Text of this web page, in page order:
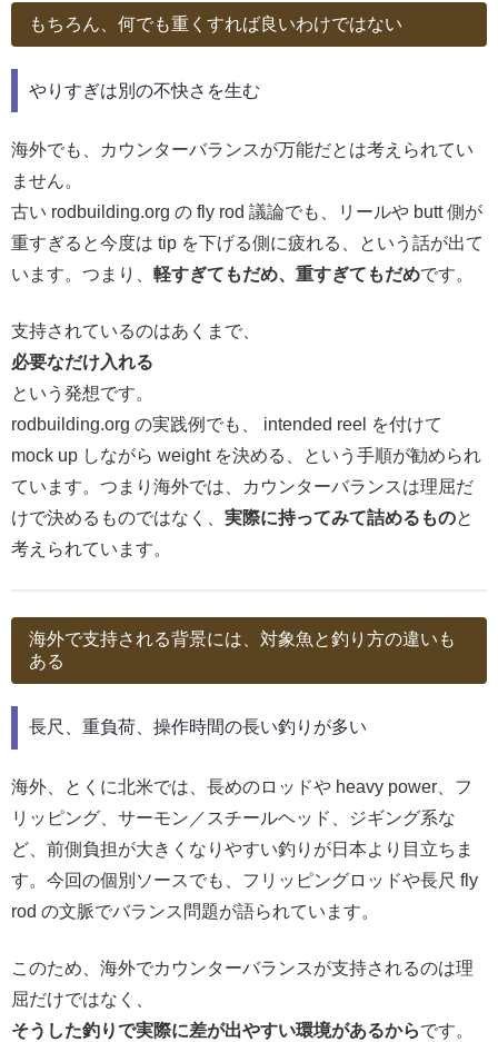
もちろん、何でも重くすれば良いわけではない
やりすぎは別の不快さを生む
海外でも、カウンターバランスが万能だとは考えられてい
ません。
古い rodbuilding.org の fly rod 議論でも、リールや butt 側が
重すぎると今度は tip を下げる側に疲れる、という話が出て
います。つまり、 軽すぎてもだめ、重すぎてもだめです。
支持されているのはあくまで、
必要なだけ入れる
という発想です。
rodbuilding.org の実践例でも、 intended reel を付けて
mock up しながら weight を決める、という手順が勧められ
ています。つまり海外では、カウンターバランスは理屈だ
けで決めるものではなく、 実際に持ってみて詰めるものと
考えられています。
海外で支持される背景には、対象魚と釣り方の違いも
ある
長尺、重負荷、操作時間の長い釣りが多い
海外、とくに北米では、長めのロッドや heavy power、フ
リッピング、サーモン／スチールヘッド、ジギング系な
ど、前側負担が大きくなりやすい釣りが日本より目立ちま
す。今回の個別ソースでも、フリッピングロッドや長尺 fly
rod の文脈でバランス問題が語られています。
このため、海外でカウンターバランスが支持されるのは理
屈だけではなく、
そうした釣りで実際に差が出やすい環境があるからです。